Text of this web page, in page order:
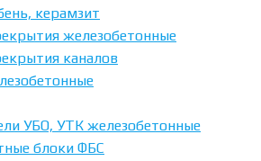
керамзит
железобетонные
каналов
УБО, УТК железобетонные
блоки ФБС
Купить